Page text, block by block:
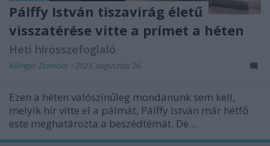
Pálffy István tiszavirág életű
visszatérése vitte a prímet a héten
Heti hírösszefoglaló
Kólinger Zsombor • 2023. augusztus 26.
Ezen a héten valószínűleg mondanunk sem kell,
melyik hír vitte el a pálmát, Pálffy István már hétfő
este meghatározta a beszédtémát. De ...